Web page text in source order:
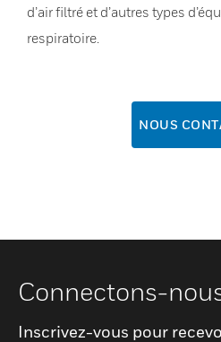
d’air filtré et d’autres types
respiratoire.
NOUS
Connectons-
Inscrivez-vous pour